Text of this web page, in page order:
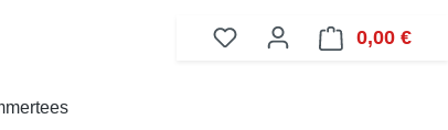
0,00 €